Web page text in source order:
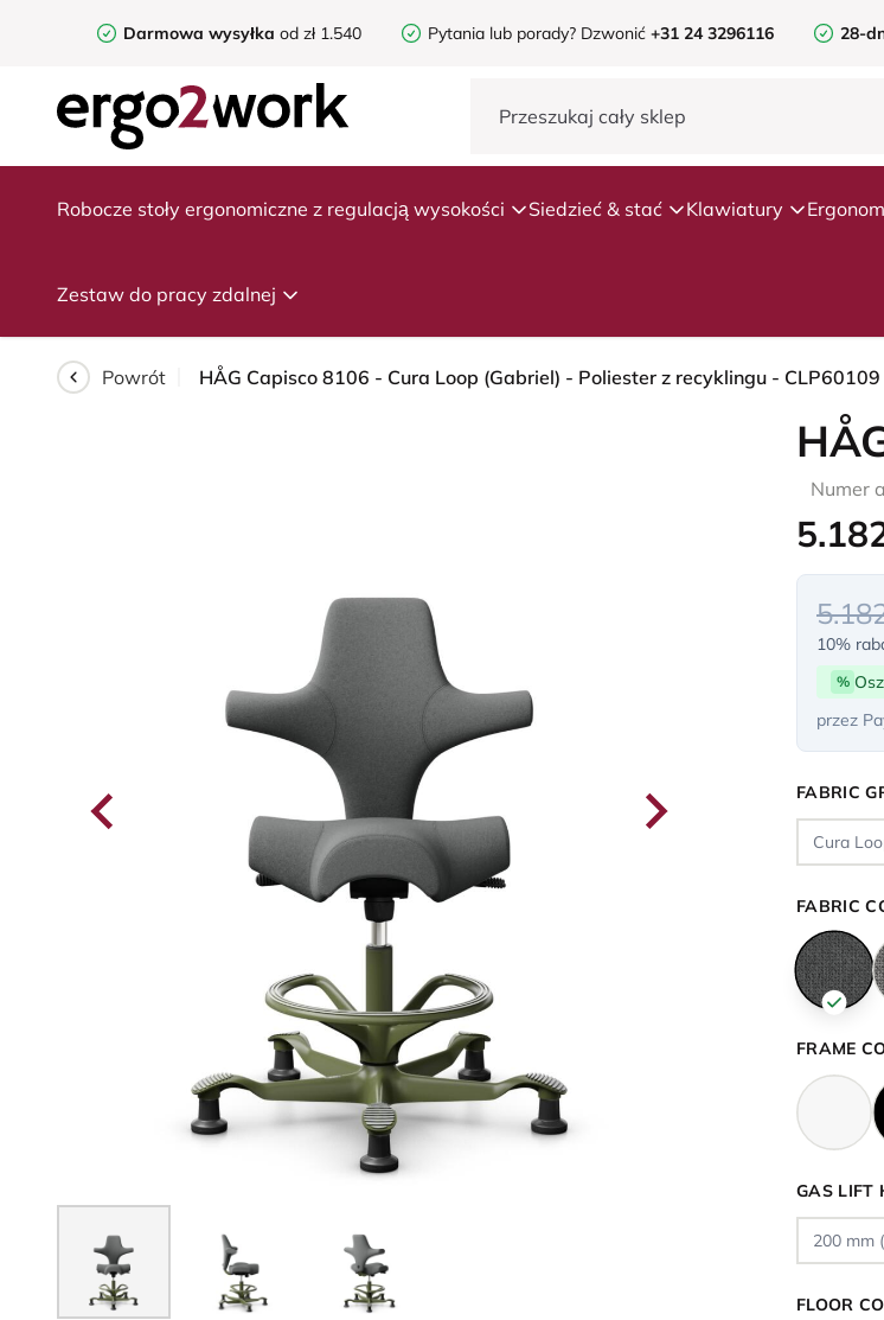
Darmowa wysyłka od zł 1.540 Pytania lub porady? Dzwonić +31 24 3296116 28-
Robocze stoły ergonomiczne z regulacją wysokości Siedzieć & stać Klawiatury
Zestaw do pracy zdalnej
Powrót HÅG Capisco 8106 - Cura Loop (Gabriel) - Poliester z recyklingu -
Numer
10%
%
przez
FABRIC
FABRIC
FRAME
GAS LIFT
FLOOR